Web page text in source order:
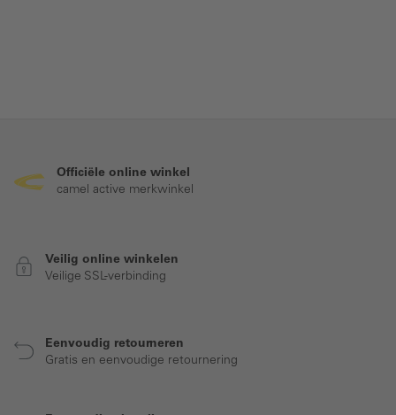
Officiële online winkel
camel active merkwinkel
Veilig online winkelen
Veilige SSL-verbinding
Eenvoudig retourneren
Gratis en eenvoudige retournering